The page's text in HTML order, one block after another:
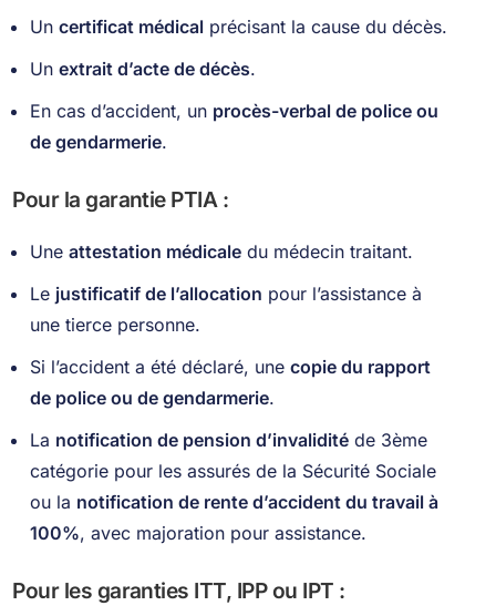
Uncertificat médical précisant la cause du décès.
Unextrait d’acte de décès.
En cas d’accident, un procès-verbal de police ou
de gendarmerie.
Pour la garantie PTIA :
Uneattestation médicale du médecin traitant.
Le justificatif de l’allocation pour l’assistance à
une tierce personne.
Si l’accident a été déclaré, unecopie du rapport
de police ou de gendarmerie.
La notification de pension d’invalidité de 3ème
catégorie pour les assurés de la Sécurité Sociale
ou la notification de rente d’accident du travail à
100%, avec majoration pour assistance.
Pour les garanties ITT, IPP ou IPT :